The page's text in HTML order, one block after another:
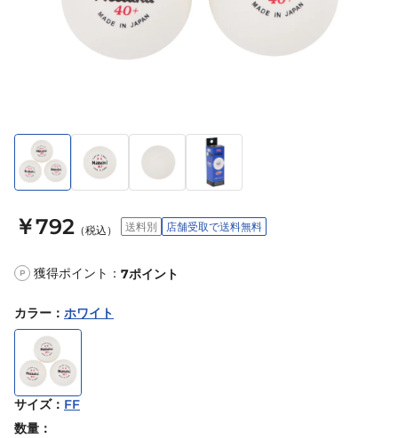
￥792 （税込） 送料別 店舗受取で送料無料
P 獲得ポイント： 7ポイント
カラー ： ホワイト
サイズ： FF
数量：